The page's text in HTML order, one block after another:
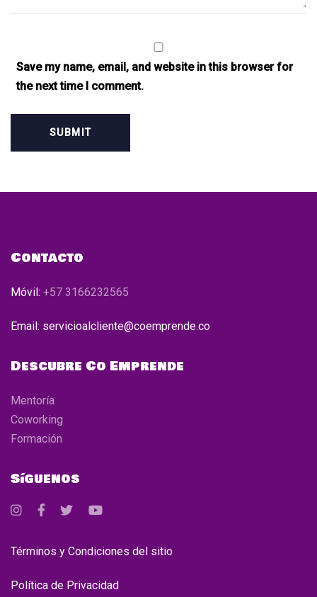
Save my name, email, and website in this browser for
the next time I comment.
Contacto
Móvil: +57 3166232565
Email: servicioalcliente@coemprende.co
Descubre Co Emprende
Mentoría
Coworking
Formación
Síguenos
Términos y Condiciones del sitio
Política de Privacidad